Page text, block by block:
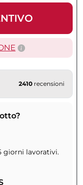
2410 recensioni
giorni lavorativi.